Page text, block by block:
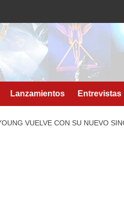
Lanzamientos Entrevistas
VUELVE CON SU NUEVO